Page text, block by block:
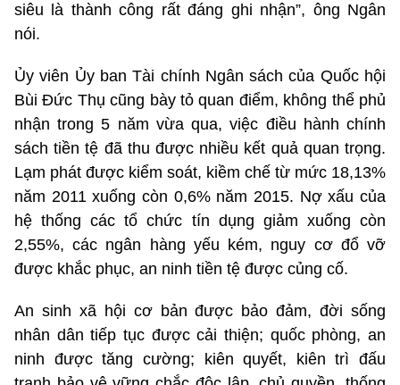
siêu là thành công rất đáng ghi nhận”, ông Ngân
nói.
Ủy viên Ủy ban Tài chính Ngân sách của Quốc hội
Bùi Đức Thụ cũng bày tỏ quan điểm, không thể phủ
nhận trong 5 năm vừa qua, việc điều hành chính
sách tiền tệ đã thu được nhiều kết quả quan trọng.
Lạm phát được kiểm soát, kiềm chế từ mức 18,13%
năm 2011 xuống còn 0,6% năm 2015. Nợ xấu của
hệ thống các tổ chức tín dụng giảm xuống còn
2,55%, các ngân hàng yếu kém, nguy cơ đổ vỡ
được khắc phục, an ninh tiền tệ được củng cố.
An sinh xã hội cơ bản được bảo đảm, đời sống
nhân dân tiếp tục được cải thiện; quốc phòng, an
ninh được tăng cường; kiên quyết, kiên trì đấu